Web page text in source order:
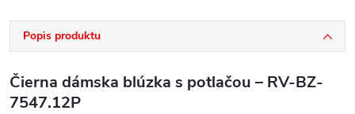
Popis produktu
Čierna dámska blúzka s potlačou – RV-BZ-
7547.12P